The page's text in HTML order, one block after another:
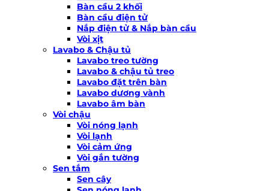
Bàn cầu 2 khối
Bàn cầu điện tử
Nắp điện tử & Nắp bàn cầu
Vòi xịt
Lavabo & Chậu tủ
Lavabo treo tường
Lavabo & chậu tủ treo
Lavabo đặt trên bàn
Lavabo dương vành
Lavabo âm bàn
Vòi chậu
Vòi nóng lạnh
Vòi lạnh
Vòi cảm ứng
Vòi gắn tường
Sen tắm
Sen cây